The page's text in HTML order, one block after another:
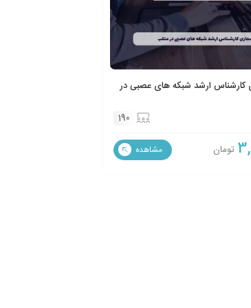
ارشد شبکه های عصبی در
190
تومان مشاهده